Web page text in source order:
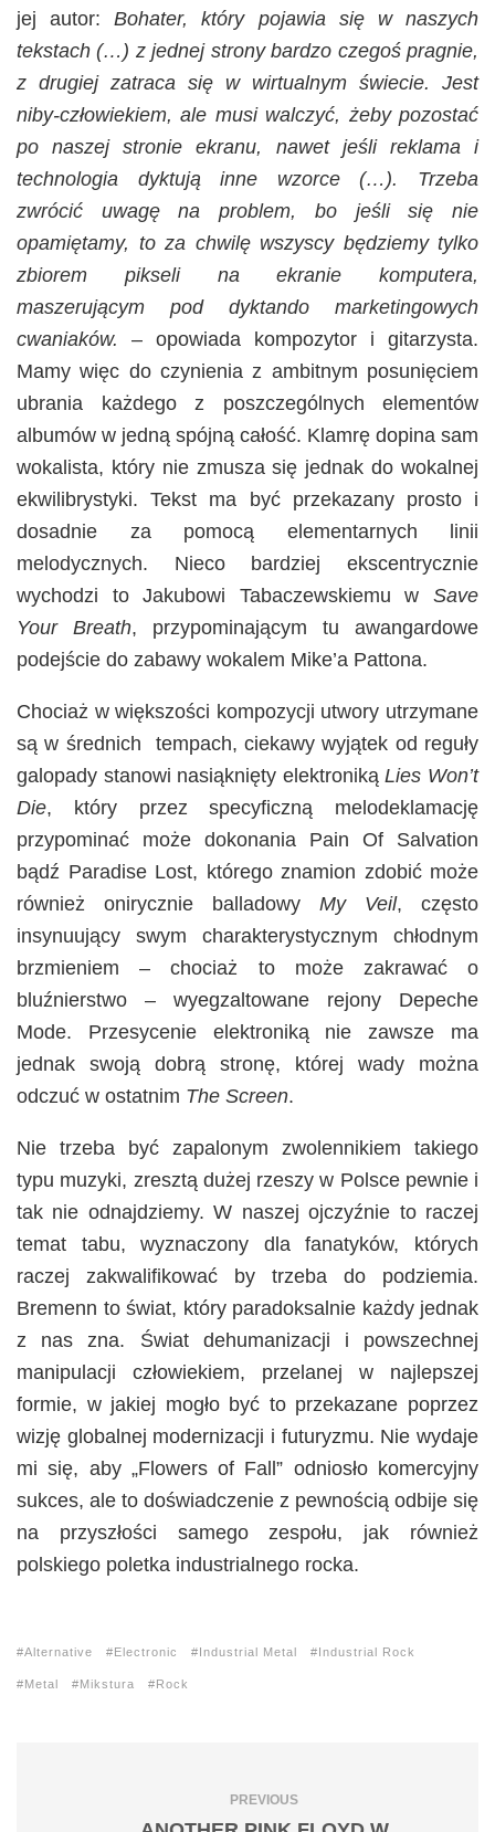
jej autor: Bohater, który pojawia się w naszych
tekstach (…) z jednej strony bardzo czegoś pragnie,
z drugiej zatraca się w wirtualnym świecie. Jest
niby-człowiekiem, ale musi walczyć, żeby pozostać
po naszej stronie ekranu, nawet jeśli reklama i
technologia dyktują inne wzorce (…). Trzeba
zwrócić uwagę na problem, bo jeśli się nie
opamiętamy, to za chwilę wszyscy będziemy tylko
zbiorem pikseli na ekranie komputera,
maszerującym pod dyktando marketingowych
cwaniaków. – opowiada kompozytor i gitarzysta.
Mamy więc do czynienia z ambitnym posunięciem
ubrania każdego z poszczególnych elementów
albumów w jedną spójną całość. Klamrę dopina sam
wokalista, który nie zmusza się jednak do wokalnej
ekwilibrystyki. Tekst ma być przekazany prosto i
dosadnie za pomocą elementarnych linii
melodycznych. Nieco bardziej ekscentrycznie
wychodzi to Jakubowi Tabaczewskiemu w Save
Your Breath, przypominającym tu awangardowe
podejście do zabawy wokalem Mike’a Pattona.
Chociaż w większości kompozycji utwory utrzymane
są w średnich tempach, ciekawy wyjątek od reguły
galopady stanowi nasiąknięty elektronikąLies Won’t
Die, który przez specyficzną melodeklamację
przypominać może dokonania Pain Of Salvation
bądź Paradise Lost, którego znamion zdobić może
również onirycznie balladowy My Veil, często
insynuujący swym charakterystycznym chłodnym
brzmieniem – chociaż to może zakrawać o
bluźnierstwo – wyegzaltowane rejony Depeche
Mode. Przesycenie elektroniką nie zawsze ma
jednak swoją dobrą stronę, której wady można
odczuć w ostatnim The Screen.
Nie trzeba być zapalonym zwolennikiem takiego
typu muzyki, zresztą dużej rzeszy w Polsce pewnie i
tak nie odnajdziemy. W naszej ojczyźnie to raczej
temat tabu, wyznaczony dla fanatyków, których
raczej zakwalifikować by trzeba do podziemia.
Bremenn to świat, który paradoksalnie każdy jednak
z nas zna. Świat dehumanizacji i powszechnej
manipulacji człowiekiem, przelanej w najlepszej
formie, w jakiej mogło być to przekazane poprzez
wizję globalnej modernizacji i futuryzmu. Nie wydaje
mi się, aby „Flowers of Fall” odniosło komercyjny
sukces, ale to doświadczenie z pewnością odbije się
na przyszłości samego zespołu, jak również
polskiego poletka industrialnego rocka.
Alternative Electronic Industrial Metal Industrial Rock
Metal Mikstura Rock
PREVIOUS